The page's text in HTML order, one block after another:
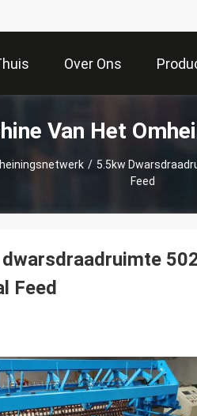
Over Ons
Van Het
/ 5.5kw
Feed
Feed